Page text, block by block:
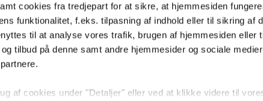
cookies fra tredjepart for at sikre, at hjemmesiden
funktionalitet, f.eks. tilpasning af indhold eller til sikring af
til at analyse vores trafik, brugen af hjemmesiden eller
tilbud på denne samt andre hjemmesider og sociale
af cookies under "Detaljer" eller ved at klikke videre til